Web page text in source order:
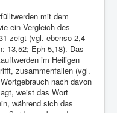
mit dem
ein Vergleich des
zeigt (vgl. ebenso 2,4
13,52; Eph 5,18). Das
im Heiligen
zusammenfallen (vgl.
nach davon
weist das Wort
während sich das